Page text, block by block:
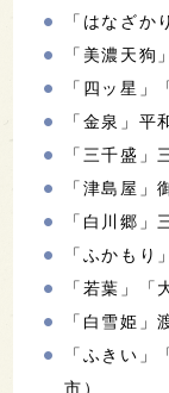
「はなざか
「美濃天狗
「四ッ星」
「金泉」平
「三千盛」
「津島屋」
「白川郷」
「ふかもり
「若葉」「
「白雪姫」
「ふきい
市）